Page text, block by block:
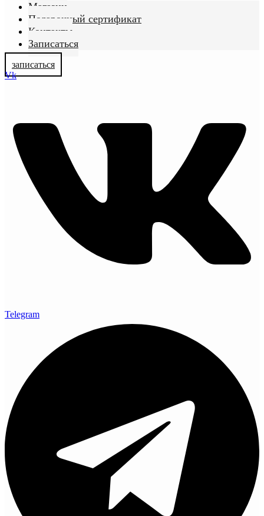
Магазин
Подарочный сертификат
Контакты
Записаться
записаться
Vk
Telegram